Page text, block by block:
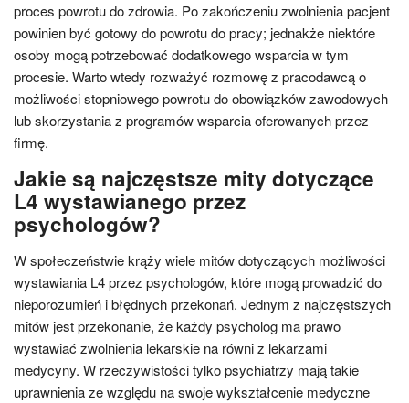
proces powrotu do zdrowia. Po zakończeniu zwolnienia pacjent
powinien być gotowy do powrotu do pracy; jednakże niektóre
osoby mogą potrzebować dodatkowego wsparcia w tym
procesie. Warto wtedy rozważyć rozmowę z pracodawcą o
możliwości stopniowego powrotu do obowiązków zawodowych
lub skorzystania z programów wsparcia oferowanych przez
firmę.
Jakie są najczęstsze mity dotyczące
L4 wystawianego przez
psychologów?
W społeczeństwie krąży wiele mitów dotyczących możliwości
wystawiania L4 przez psychologów, które mogą prowadzić do
nieporozumień i błędnych przekonań. Jednym z najczęstszych
mitów jest przekonanie, że każdy psycholog ma prawo
wystawiać zwolnienia lekarskie na równi z lekarzami
medycyny. W rzeczywistości tylko psychiatrzy mają takie
uprawnienia ze względu na swoje wykształcenie medyczne